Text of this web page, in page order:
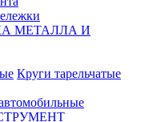
МЕТАЛЛА И
Круги тарельчатые